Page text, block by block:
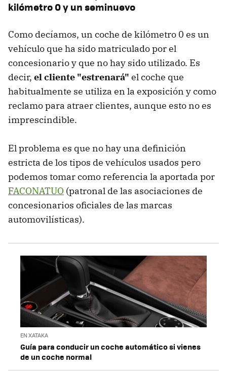
kilómetro 0 y un seminuevo
Como decíamos, un coche de kilómetro 0 es un
vehículo que ha sido matriculado por el
concesionario y que no hay sido utilizado. Es
decir, el cliente "estrenará" el coche que
habitualmente se utiliza en la exposición y como
reclamo para atraer clientes, aunque esto no es
imprescindible.
El problema es que no hay una definición
estricta de los tipos de vehículos usados pero
podemos tomar como referencia la aportada por
FACONATUO (patronal de las asociaciones de
concesionarios oficiales de las marcas
automovilísticas).
EN XATAKA
Guía para conducir un coche automático si vienes
de un coche normal